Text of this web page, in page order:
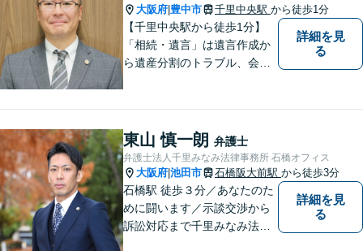
ートいたします。
大阪府 豊中市 千里中央駅 から徒歩1分
【千里中央駅から徒歩1分】
「相続・遺言」は遺言作成か
ら遺産分割のトラブル、会社
【初回相談30分無料】
詳細を見
る
東山 慎一朗 弁護士
弁護士法人千里みなみ法律事務所 石橋オフィス
大阪府 池田市 石橋阪大前駅 から徒歩3分
石橋駅 徒歩３分／あなたのた
めに闘います／示談交渉から
訴訟対応まで千里みなみ法律
詳細を見
る